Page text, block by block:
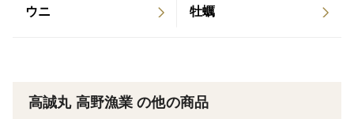
ウニ 牡蠣
高誠丸 高野漁業 の他の商品